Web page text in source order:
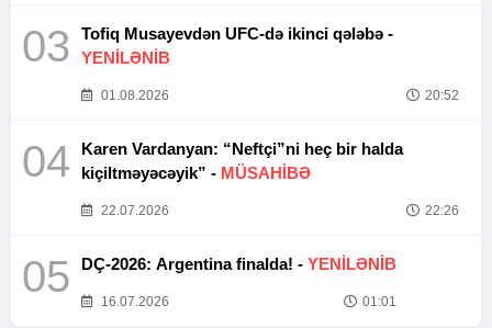
03
Tofiq Musayevdən UFC-də ikinci qələbə -
YENİLƏNİB
01.08.2026 20:52
04
Karen Vardanyan: “Neftçi”ni heç bir halda
kiçiltməyəcəyik” - MÜSAHİBƏ
22.07.2026 22:26
05 DÇ-2026: Argentina finalda! - YENİLƏNİB
16.07.2026 01:01